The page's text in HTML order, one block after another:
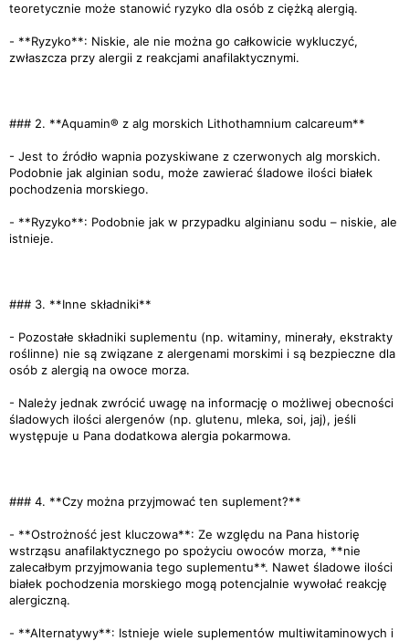
teoretycznie może stanowić ryzyko dla osób z ciężką alergią.
- **Ryzyko**: Niskie, ale nie można go całkowicie wykluczyć,
zwłaszcza przy alergii z reakcjami anafilaktycznymi.
### 2. **Aquamin® z alg morskich Lithothamnium calcareum**
- Jest to źródło wapnia pozyskiwane z czerwonych alg morskich.
Podobnie jak alginian sodu, może zawierać śladowe ilości białek
pochodzenia morskiego.
- **Ryzyko**: Podobnie jak w przypadku alginianu sodu – niskie, ale
istnieje.
### 3. **Inne składniki**
- Pozostałe składniki suplementu (np. witaminy, minerały, ekstrakty
roślinne) nie są związane z alergenami morskimi i są bezpieczne dla
osób z alergią na owoce morza.
- Należy jednak zwrócić uwagę na informację o możliwej obecności
śladowych ilości alergenów (np. glutenu, mleka, soi, jaj), jeśli
występuje u Pana dodatkowa alergia pokarmowa.
### 4. **Czy można przyjmować ten suplement?**
- **Ostrożność jest kluczowa**: Ze względu na Pana historię
wstrząsu anafilaktycznego po spożyciu owoców morza, **nie
zalecałbym przyjmowania tego suplementu**. Nawet śladowe ilości
białek pochodzenia morskiego mogą potencjalnie wywołać reakcję
alergiczną.
- **Alternatywy**: Istnieje wiele suplementów multiwitaminowych i